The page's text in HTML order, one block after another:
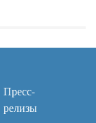
Пресс-
релизы